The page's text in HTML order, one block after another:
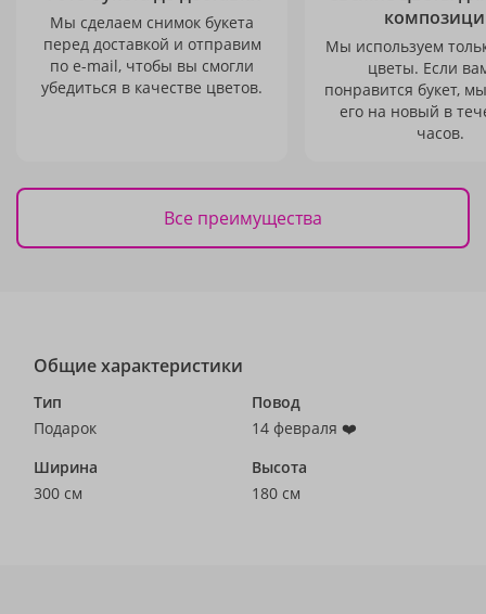
Мы сделаем снимок букета
перед доставкой и отправим
по e-mail, чтобы вы смогли
убедиться в качестве цветов.
Мы используем
цветы. Если
понравится букет,
его на новый в
часов.
Все преимущества
Общие характеристики
Тип
Подарок
Повод
14 февраля ❤️
Ширина
300 см
Высота
180 см